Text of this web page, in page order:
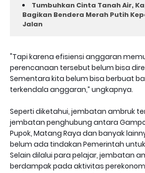
Tumbuhkan Cinta Tanah Air,
Bagikan Bendera Merah Putih
Jalan ‎
"Tapi karena efisiensi anggaran
perencanaan tersebut belum bisa
Sementara kita belum bisa berbuat
terkendala anggaran,” ungkapnya.
Seperti diketahui, jembatan ambruk
jembatan penghubung antara
Pupok, Matang Raya dan banyak
belum ada tindakan Pemerintah
Selain dilalui para pelajar, jembatan
berdampak pada aktivitas